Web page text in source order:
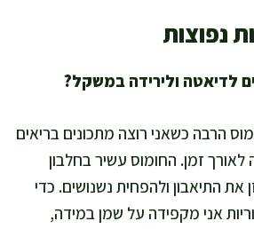
נפוצות
הרבה כשאני רוצה מתכונים בריאים
זמן. החומוס עשיר בחלבון
את התיאבון ולהפחית נשנושים. כדי
אני מקפידה על שמן במידה,